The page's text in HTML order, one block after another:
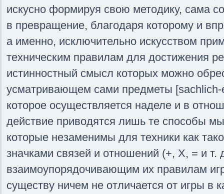
искусно формируя свою методику, сама
в превращение, благодаря которому и
а именно, исключительно искусством
техническим правилам для достижения
истинностный смысл которых можно
усматривающем сами предметы
которое осуществляется наделе и в
действие приводятся лишь те способы
которые незаменимы для техники как
значками связей и отношений (+, X, = и т.
взаимоупорядочивающим их правилам
существу ничем не отличается от игры в